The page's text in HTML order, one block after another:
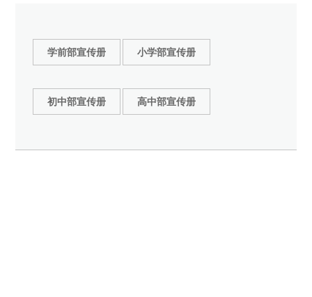
学前部宣传册 小学部宣传册
初中部宣传册 高中部宣传册